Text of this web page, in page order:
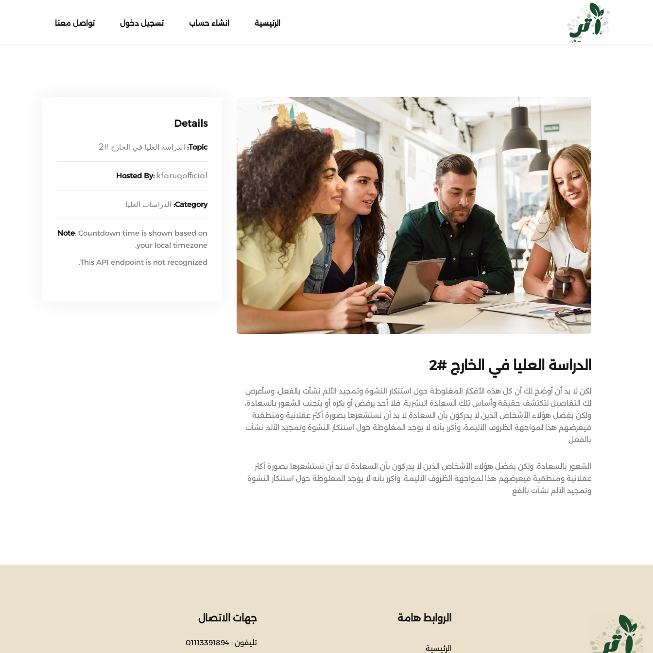
الرئيسية انشاء حساب تسجيل دخول تواصل معنا
الدراسة العليا في الخارج #2
لكن لا بد أن أوضح لك أن كل هذه الأفكار المغلوطة حول استنكار النشوة وتمجيد الألم نشأت بالفعل، وسأعرض
لك التفاصيل لتكتشف حقيقة وأساس تلك السعادة البشرية، فلا أحد يرفض أو يكره أو يتجنب الشعور بالسعادة،
ولكن بفضل هؤلاء الأشخاص الذين لا يدركون بأن السعادة لا بد أن نستشعرها بصورة أكثر عقلانية ومنطقية
فيعرضهم هذا لمواجهة الظروف الأليمة، وأكرر بأنه لا يوجد المغلوطة حول استنكار النشوة وتمجيد الألم نشأت
بالفعل
الشعور بالسعادة، ولكن بفضل هؤلاء الأشخاص الذين لا يدركون بأن السعادة لا بد أن نستشعرها بصورة أكثر
عقلانية ومنطقية فيعرضهم هذا لمواجهة الظروف الأليمة، وأكرر بأنه لا يوجد المغلوطة حول استنكار النشوة
وتمجيد الألم نشأت بالفع
Details
Topic: الدراسة العليا في الخارج #2
Hosted By: kfaruqofficial
Category: الدراسات العليا
Note: Countdown time is shown based on
your local timezone.
This API endpoint is not recognized.
الروابط هامة
الرئيسية
جهات الاتصال
تليفون : 01113391894
Sign in
Don’t have an account? Sign up
Remember me
Lost your password?